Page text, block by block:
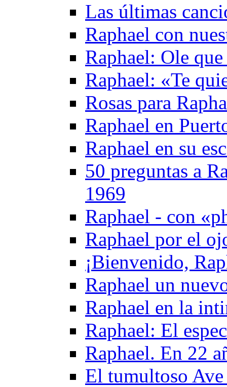
Las últimas
Raphael con
Raphael: Ole
Raphael: «Te
Rosas para
Raphael en
Raphael en su
50 preguntas a
1969
Raphael - con
Raphael por el
¡Bienvenido,
Raphael un
Raphael en la
Raphael: El
Raphael. En 22
El tumultoso